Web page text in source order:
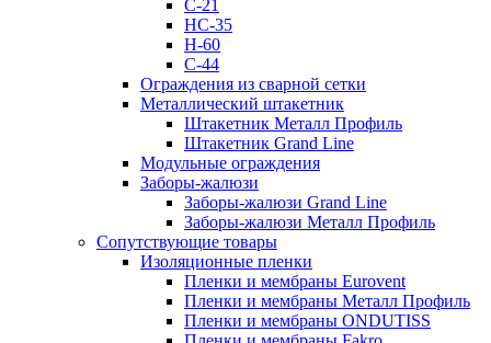
С-21
НС-35
Н-60
С-44
Ограждения из сварной сетки
Металлический штакетник
Штакетник Металл Профиль
Штакетник Grand Line
Модульные ограждения
Заборы-жалюзи
Заборы-жалюзи Grand Line
Заборы-жалюзи Металл Профиль
Сопутствующие товары
Изоляционные пленки
Пленки и мембраны Eurovent
Пленки и мембраны Металл Профиль
Пленки и мембраны ONDUTISS